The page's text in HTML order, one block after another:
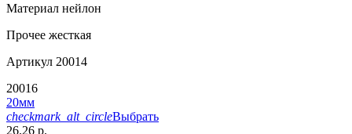
Материал нейлон
Прочее жесткая
Артикул 20014
20016
20мм
checkmark_alt_circleВыбрать
26.26 р.